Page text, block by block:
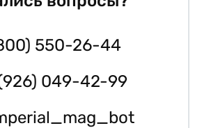
550-26-44
049-42-99